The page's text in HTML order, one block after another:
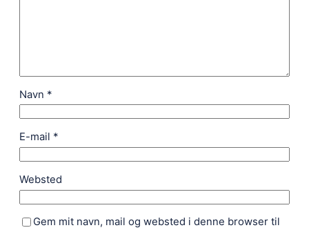
Navn *
E-mail *
Websted
Gem mit navn, mail og websted i denne browser til